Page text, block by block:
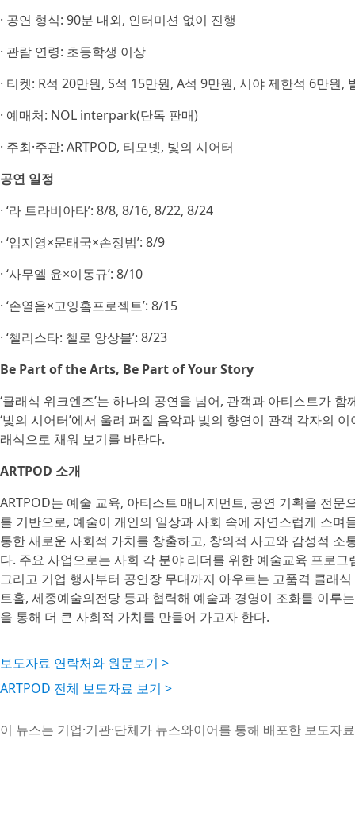
· 공연 형식: 90분 내외, 인터미션 없이 진행
· 관람 연령: 초등학생 이상
· 티켓: R석 20만원, S석 15만원, A석 9만원, 시야 제한석 6만원,
· 예매처: NOL interpark(단독 판매)
· 주최·주관: ARTPOD, 티모넷, 빛의 시어터
공연 일정
· ‘라 트라비아타’: 8/8, 8/16, 8/22, 8/24
· ‘임지영×문태국×손정범’: 8/9
· ‘사무엘 윤×이동규’: 8/10
· ‘손열음×고잉홈프로젝트’: 8/15
· ‘첼리스타: 첼로 앙상블’: 8/23
Be Part of the Arts, Be Part of Your Story
‘클래식 위크엔즈’는 하나의 공연을 넘어, 관객과 아티스트가
‘빛의 시어터’에서 울려 퍼질 음악과 빛의 향연이 관객 각자의
래식으로 채워 보기를 바란다.
ARTPOD 소개
ARTPOD는 예술 교육, 아티스트 매니지먼트, 공연 기획을 전
를 기반으로, 예술이 개인의 일상과 사회 속에 자연스럽게 스
통한 새로운 사회적 가치를 창출하고, 창의적 사고와 감성적
다. 주요 사업으로는 사회 각 분야 리더를 위한 예술교육 프로
그리고 기업 행사부터 공연장 무대까지 아우르는 고품격 클래
트홀, 세종예술의전당 등과 협력해 예술과 경영이 조화를 이루
을 통해 더 큰 사회적 가치를 만들어 가고자 한다.
보도자료 연락처와 원문보기 >
ARTPOD 전체 보도자료 보기 >
이 뉴스는 기업·기관·단체가 뉴스와이어를 통해 배포한 보도자